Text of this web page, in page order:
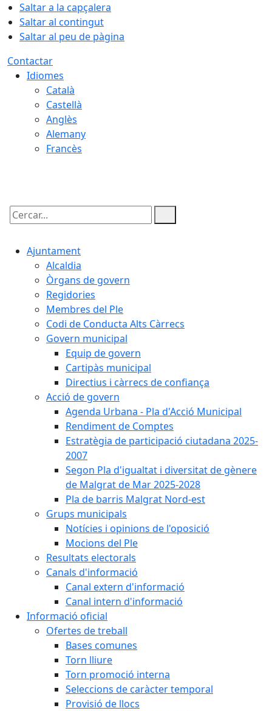
Saltar a la capçalera
Saltar al contingut
Saltar al peu de pàgina
Contactar
Idiomes
Català
Castellà
Anglès
Alemany
Francès
Cercar:
Ajuntament
Alcaldia
Òrgans de govern
Regidories
Membres del Ple
Codi de Conducta Alts Càrrecs
Govern municipal
Equip de govern
Cartipàs municipal
Directius i càrrecs de confiança
Acció de govern
Agenda Urbana - Pla d'Acció Municipal
Rendiment de Comptes
Estratègia de participació ciutadana 2025-
2007
Segon Pla d'igualtat i diversitat de gènere
de Malgrat de Mar 2025-2028
Pla de barris Malgrat Nord-est
Grups municipals
Notícies i opinions de l'oposició
Mocions del Ple
Resultats electorals
Canals d'informació
Canal extern d'informació
Canal intern d'informació
Informació oficial
Ofertes de treball
Bases comunes
Torn lliure
Torn promoció interna
Seleccions de caràcter temporal
Provisió de llocs